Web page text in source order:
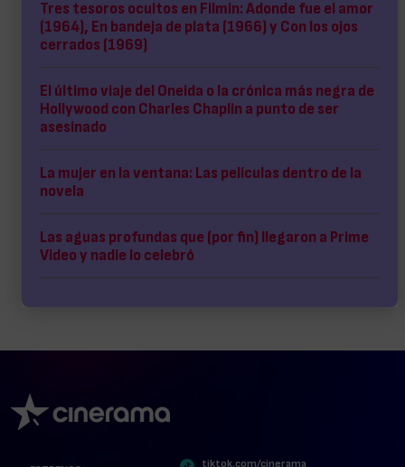
Tres tesoros ocultos en Filmin: Adonde fue el amor
(1964), En bandeja de plata (1966) y Con los ojos
cerrados (1969)
El último viaje del Oneida o la crónica más negra de
Hollywood con Charles Chaplin a punto de ser
asesinado
La mujer en la ventana: Las películas dentro de la
novela
Las aguas profundas que (por fin) llegaron a Prime
Video y nadie lo celebró
tiktok.com/cinerama